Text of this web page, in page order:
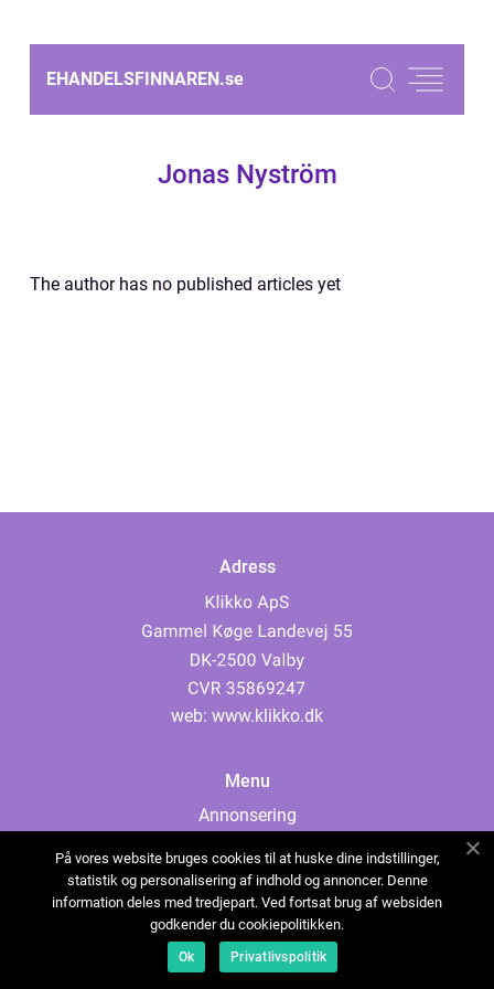
EHANDELSFINNAREN.se
Jonas Nyström
The author has no published articles yet
Adress
web: www.klikko.dk
Menu
Annonsering
Cookies
Kontakta oss
Sitemap
På vores website bruges cookies til at huske dine indstillinger,
statistik og personalisering af indhold og annoncer. Denne
information deles med tredjepart. Ved fortsat brug af websiden
godkender du cookiepolitikken.
Ok Privatlivspolitik